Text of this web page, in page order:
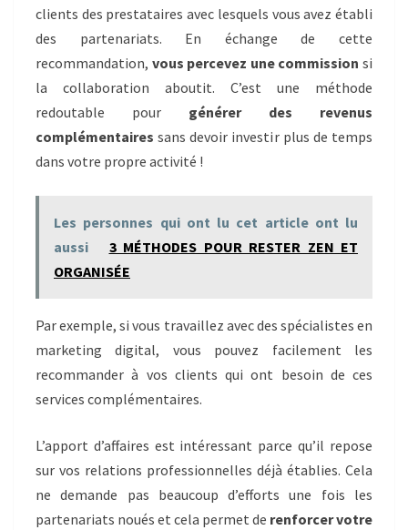
clients des prestataires avec lesquels vous avez établi
des partenariats. En échange de cette
recommandation, vous percevez une commission si
la collaboration aboutit. C’est une méthode
redoutable pour générer des revenus
complémentaires sans devoir investir plus de temps
dans votre propre activité !
Les personnes qui ont lu cet article ont lu
aussi
3 MÉTHODES POUR RESTER ZEN ET
ORGANISÉE
Par exemple, si vous travaillez avec des spécialistes en
marketing digital, vous pouvez facilement les
recommander à vos clients qui ont besoin de ces
services complémentaires.
L’apport d’affaires est intéressant parce qu’il repose
sur vos relations professionnelles déjà établies. Cela
ne demande pas beaucoup d’efforts une fois les
partenariats noués et cela permet de renforcer votre